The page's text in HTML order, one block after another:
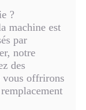
?
machine est
par
notre
des
vous offrirons